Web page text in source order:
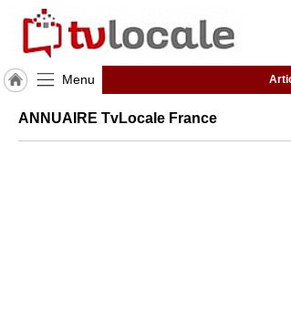
Menu
J'adhère
ANNUAIRE TvLocale France